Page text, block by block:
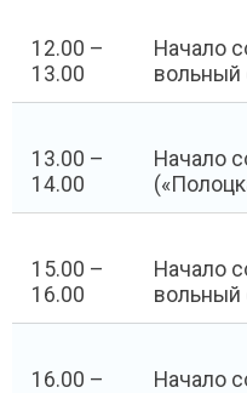
12.00 –
13.00
Начало
вольный
13.00 –
14.00
Начало
15.00 –
16.00
Начало
вольный
16.00 –
Начало